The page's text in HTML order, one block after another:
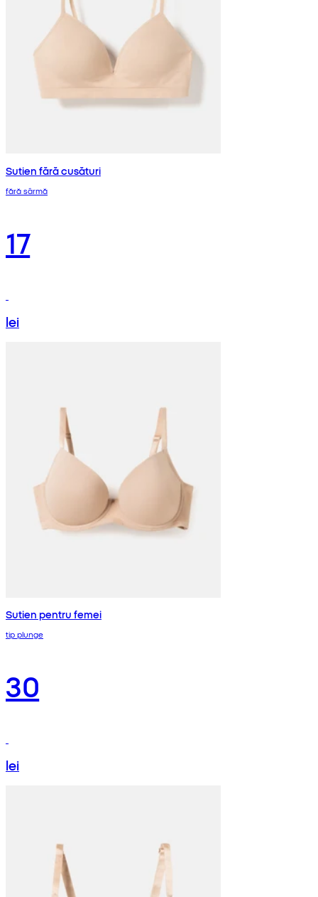
Sutien fără cusături
fără sârmă
17
lei
Sutien pentru femei
tip plunge
30
lei